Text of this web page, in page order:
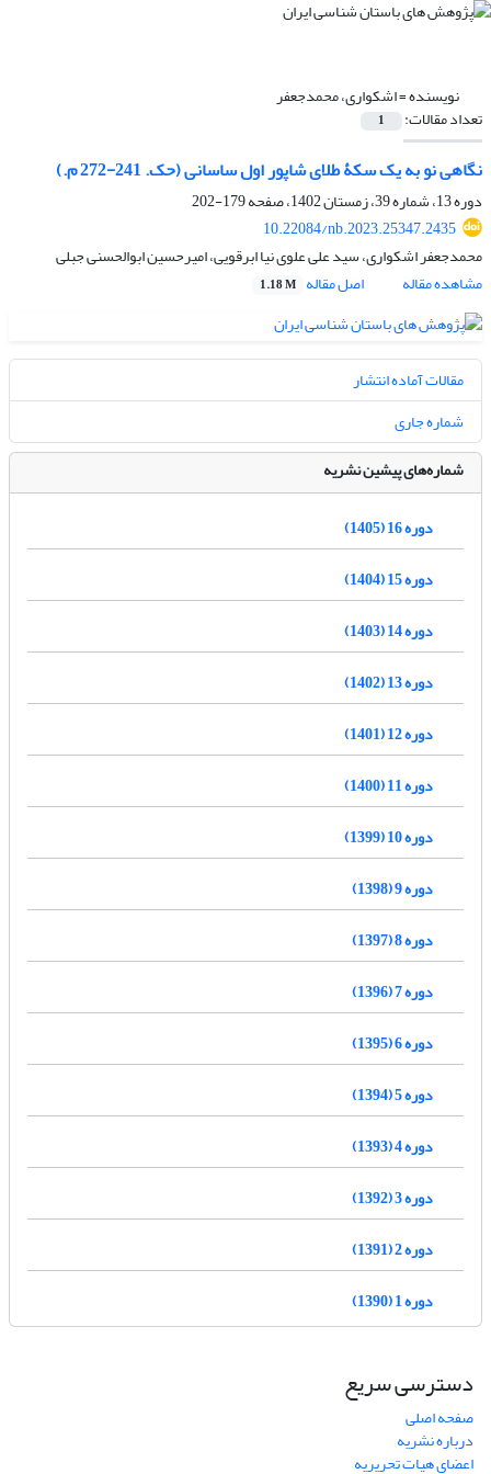
نویسنده =اشکواری، محمدجعفر
تعداد مقالات: 1
نگاهی نو به یک سکۀ طلای شاپور اول ساسانی (حک. 241-272 م.)
دوره 13، شماره 39، زمستان 1402، صفحه
179-202
10.22084/nb.2023.25347.2435
محمدجعفر اشکواری، سید علی علوی نیا ابرقویی، امیرحسین ابوالحسنی جبلی
مشاهده مقاله
اصل مقاله 1.18 M
مقالات آماده انتشار
شماره جاری
شماره‌های پیشین نشریه
دوره 16 (1405)
دوره 15 (1404)
دوره 14 (1403)
دوره 13 (1402)
دوره 12 (1401)
دوره 11 (1400)
دوره 10 (1399)
دوره 9 (1398)
دوره 8 (1397)
دوره 7 (1396)
دوره 6 (1395)
دوره 5 (1394)
دوره 4 (1393)
دوره 3 (1392)
دوره 2 (1391)
دوره 1 (1390)
دسترسی سریع
صفحه اصلی
درباره نشریه
اعضای هیات تحریریه